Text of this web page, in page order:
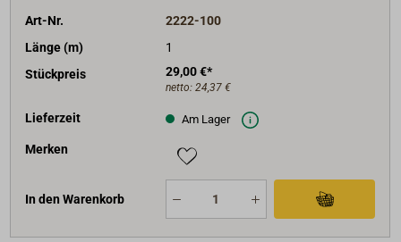
Art-Nr.
2222-100
Länge (m)
1
Stückpreis
29,00 €*
netto: 24,37 €
Lieferzeit Am Lager
Merken
In den Warenkorb